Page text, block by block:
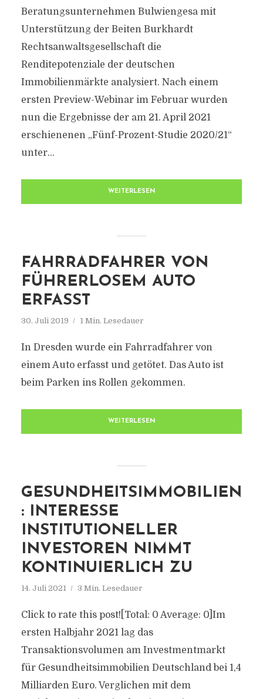
Beratungsunternehmen Bulwiengesa mit
Unterstützung der Beiten Burkhardt
Rechtsanwaltsgesellschaft die
Renditepotenziale der deutschen
Immobilienmärkte analysiert. Nach einem
ersten Preview-Webinar im Februar wurden
nun die Ergebnisse der am 21. April 2021
erschienenen „Fünf-Prozent-Studie 2020/21“
unter...
WEITERLESEN
FAHRRADFAHRER VON
FÜHRERLOSEM AUTO
ERFASST
30. Juli 2019 1 Min. Lesedauer
In Dresden wurde ein Fahrradfahrer von
einem Auto erfasst und getötet. Das Auto ist
beim Parken ins Rollen gekommen.
WEITERLESEN
GESUNDHEITSIMMOBILIEN
: INTERESSE
INSTITUTIONELLER
INVESTOREN NIMMT
KONTINUIERLICH ZU
14. Juli 2021 3 Min. Lesedauer
Click to rate this post![Total: 0 Average: 0]Im
ersten Halbjahr 2021 lag das
Transaktionsvolumen am Investmentmarkt
für Gesundheitsimmobilien Deutschland bei 1,4
Milliarden Euro. Verglichen mit dem